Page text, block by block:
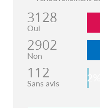
3128
Oui
2902
Non
112
Sans avis 2%